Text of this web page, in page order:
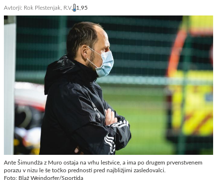
Avtorji: Rok Plestenjak, R.V. 1,95
Ante Šimundža z Muro ostaja na vrhu lestvice, a ima po drugem prvenstvenem
porazu v nizu le še točko prednosti pred najbližjimi zasledovalci.
Foto: Blaž Weindorfer/Sportida